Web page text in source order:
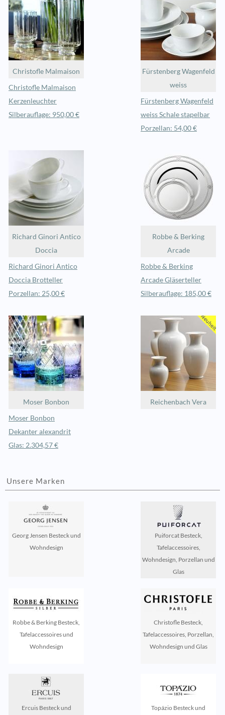
Christofle Malmaison
Christofle Malmaison
Kerzenleuchter
Silberauflage: 950,00 €
Fürstenberg Wagenfeld
weiss
Fürstenberg Wagenfeld
weiss Schale stapelbar
Porzellan: 54,00 €
Richard Ginori Antico
Doccia
Richard Ginori Antico
Doccia Brotteller
Porzellan: 25,00 €
Robbe & Berking
Arcade
Robbe & Berking
Arcade Gläserteller
Silberauflage: 185,00 €
Moser Bonbon
Moser Bonbon
Dekanter alexandrit
Glas: 2.304,57 €
Reichenbach Vera
Unsere Marken
Georg Jensen Besteck und
Wohndesign
Puiforcat Besteck,
Tafelaccessoires,
Wohndesign, Porzellan und
Glas
Robbe & Berking Besteck,
Tafelaccessoires und
Wohndesign
Christofle Besteck,
Tafelaccessoires, Porzellan,
Wohndesign und Glas
Ercuis Besteck und
Topázio Besteck und